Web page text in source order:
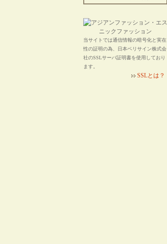
当サイトでは通信情報の暗号化と実在
性の証明の為、日本ベリサイン株式会
社のSSLサーバ証明書を使用しており
ます。
SSLとは？